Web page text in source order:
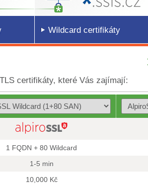
Wildcard certifikáty
certifikáty, které Vás zajímají:
1 FQDN + 80 Wildcard
1-5 min
10,000 Kč